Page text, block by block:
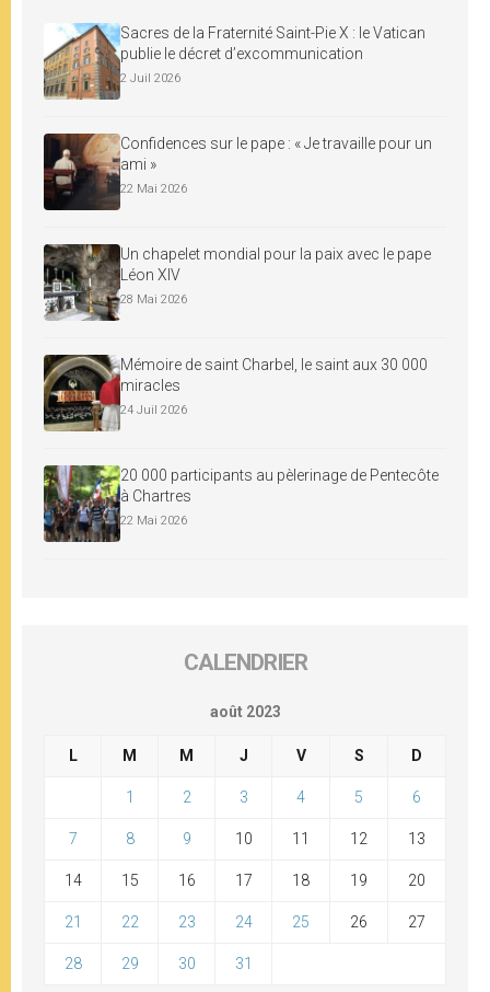
Sacres de la Fraternité Saint-Pie X : le Vatican
publie le décret d’excommunication
2 Juil 2026
Confidences sur le pape : « Je travaille pour un
ami »
22 Mai 2026
Un chapelet mondial pour la paix avec le pape
Léon XIV
28 Mai 2026
Mémoire de saint Charbel, le saint aux 30 000
miracles
24 Juil 2026
20 000 participants au pèlerinage de Pentecôte
à Chartres
22 Mai 2026
CALENDRIER
août 2023
L M M J V S D
1 2 3 4 5 6
7 8 9 10 11 12 13
14 15 16 17 18 19 20
21 22 23 24 25 26 27
28 29 30 31